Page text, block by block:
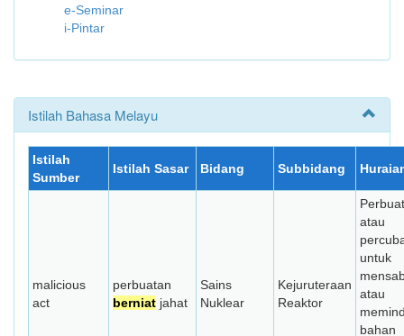
e-Seminar
i-Pintar
Istilah Bahasa Melayu
Istilah
Sumber
Istilah Sasar Bidang Subbidang
malicious
act
perbuatan
berniat jahat
Sains
Nuklear
Kejuruteraan
Reaktor
atau
untuk
atau
bahan